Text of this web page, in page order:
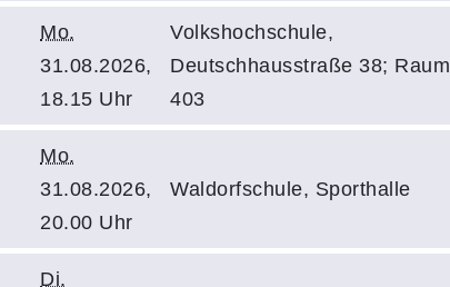
Mo.
31.08.2026,
18.15 Uhr
Volkshochschule,
Deutschhausstraße 38; Raum
403
Mo.
31.08.2026,
20.00 Uhr
Waldorfschule, Sporthalle
Di.